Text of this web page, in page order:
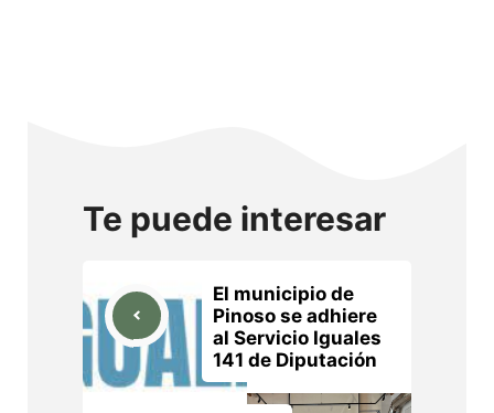
Te puede interesar
El municipio de
Pinoso se adhiere
al Servicio Iguales
141 de Diputación